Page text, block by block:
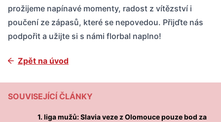
prožijeme napínavé momenty, radost z vítězství i
poučení ze zápasů, které se nepovedou. Přijďte nás
podpořit a užijte si s námi florbal naplno!
Zpět na úvod
SOUVISEJÍCÍ ČLÁNKY
1. liga mužů: Slavia veze z Olomouce pouze bod za
Úvodní slovo
Program utkání
Tabulka CE soutěž juniorů
Související články